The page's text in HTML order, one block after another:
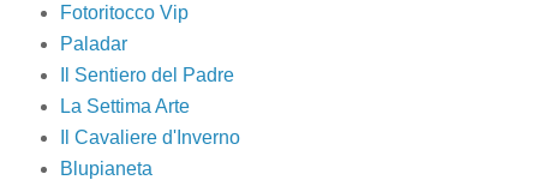
Fotoritocco Vip
Paladar
Il Sentiero del Padre
La Settima Arte
Il Cavaliere d'Inverno
Blupianeta